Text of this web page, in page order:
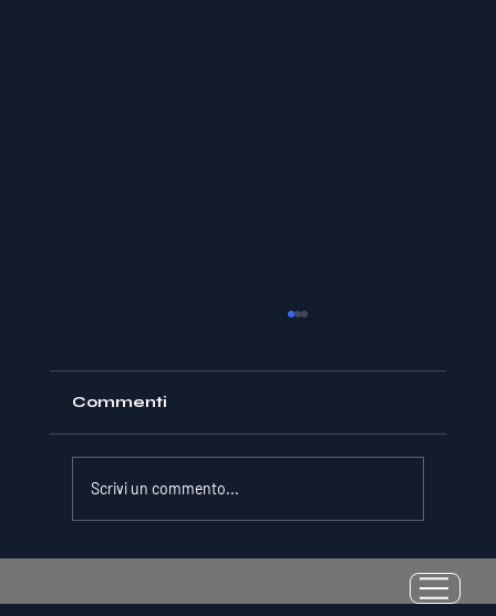
Misurabile: Perché il Quoziente di
Commenti
Scrivi un commento...